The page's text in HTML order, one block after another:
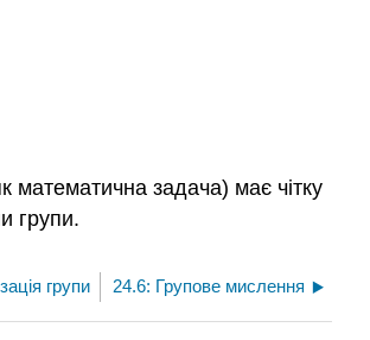
математична задача) має чітку
групи.
групи 24.6: Групове мислення